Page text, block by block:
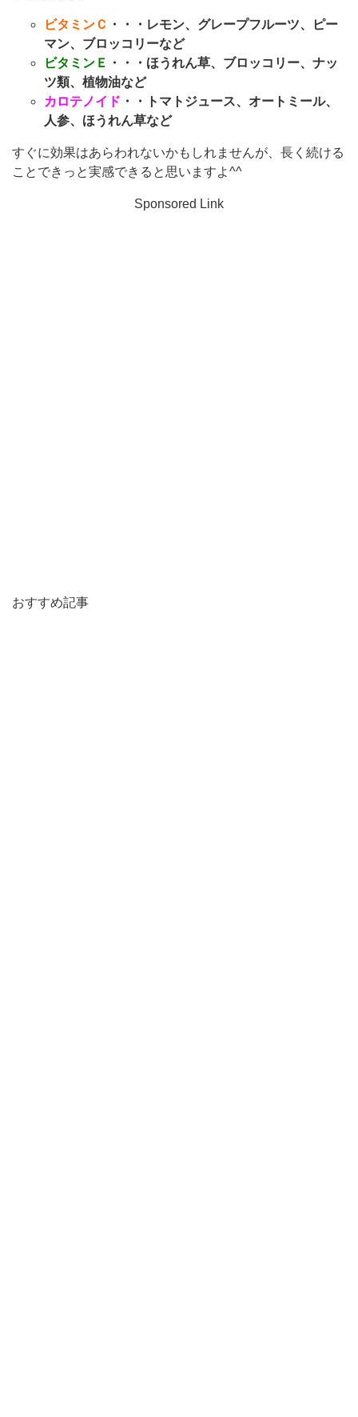
ビタミンＣ ・・・レモン、グレープフルーツ、ピー
マン、ブロッコリーなど
ビタミンＥ ・・・ほうれん草、ブロッコリー、ナッ
ツ類、植物油など
カロテノイド ・・トマトジュース、オートミール、
人参、ほうれん草など
すぐに効果はあらわれないかもしれませんが、長く続ける
ことできっと実感できると思いますよ^^
Sponsored Link
おすすめ記事